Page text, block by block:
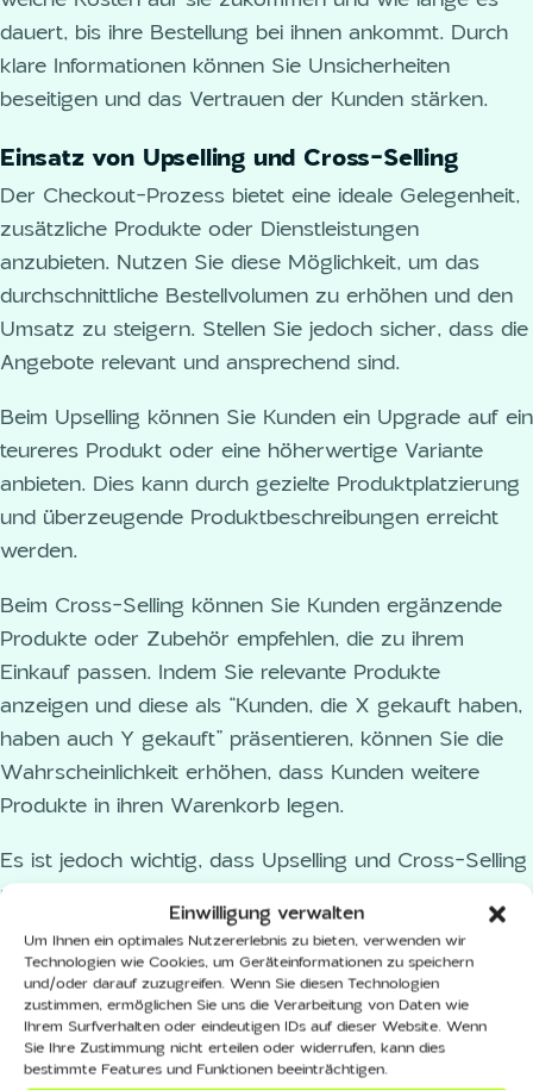
Einwilligung verwalten
Um Ihnen ein optimales Nutzererlebnis zu bieten, verwenden wir
Technologien wie Cookies, um Geräteinformationen zu speichern
und/oder darauf zuzugreifen. Wenn Sie diesen Technologien
zustimmen, ermöglichen Sie uns die Verarbeitung von Daten wie
Ihrem Surfverhalten oder eindeutigen IDs auf dieser Website. Wenn
Sie Ihre Zustimmung nicht erteilen oder widerrufen, kann dies
bestimmte Features und Funktionen beeinträchtigen.
dauert, bis ihre Bestellung bei ihnen ankommt. Durch
klare Informationen können Sie Unsicherheiten
beseitigen und das Vertrauen der Kunden stärken.
Einsatz von Upselling und Cross-Selling
Der Checkout-Prozess bietet eine ideale Gelegenheit,
zusätzliche Produkte oder Dienstleistungen
anzubieten. Nutzen Sie diese Möglichkeit, um das
durchschnittliche Bestellvolumen zu erhöhen und den
Umsatz zu steigern. Stellen Sie jedoch sicher, dass die
Angebote relevant und ansprechend sind.
Beim Upselling können Sie Kunden ein Upgrade auf ein
teureres Produkt oder eine höherwertige Variante
anbieten. Dies kann durch gezielte Produktplatzierung
und überzeugende Produktbeschreibungen erreicht
werden.
Beim Cross-Selling können Sie Kunden ergänzende
Produkte oder Zubehör empfehlen, die zu ihrem
Einkauf passen. Indem Sie relevante Produkte
anzeigen und diese als “Kunden, die X gekauft haben,
haben auch Y gekauft” präsentieren, können Sie die
Wahrscheinlichkeit erhöhen, dass Kunden weitere
Produkte in ihren Warenkorb legen.
Es ist jedoch wichtig, dass Upselling und Cross-Selling
nicht aufdringlich wirken und die Kunden nicht vom
eigentlichen Checkout-Prozess ablenken. Stellen Sie
sicher, dass die Angebote subtil und gut platziert sind,
um eine positive Kundenerfahrung zu gewährleisten.
Implementierung der